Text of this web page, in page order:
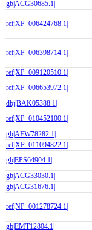
gb|ACG30685.1|
ref|XP_006424768.1|
ref|XP_006398714.1|
ref|XP_009120510.1|
ref|XP_006653972.1|
dbj|BAK05388.1|
ref|XP_010452100.1|
gb|AFW78282.1|
ref|XP_011094822.1|
gb|EPS64904.1|
gb|ACG33030.1|
gb|ACG31676.1|
ref|NP_001278724.1|
gb|EMT12804.1|